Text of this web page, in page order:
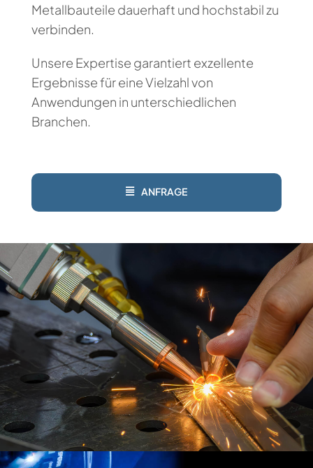
Metallbauteile dauerhaft und hochstabil zu
verbinden.
Unsere Expertise garantiert exzellente
Ergebnisse für eine Vielzahl von
Anwendungen in unterschiedlichen
Branchen.
ANFRAGE